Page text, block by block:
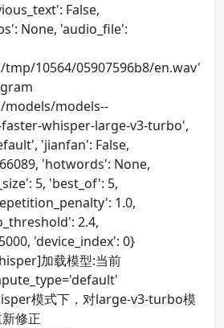
False,
None, 'audio_file':
tmp/10564/05907596b8/en.wav'
models/models--
whisper-large-v3-turbo',
'jianfan': False,
'hotwords': None,
5, 'best_of': 5,
1.0,
2.4,
'device_index': 0}
加载模型:当前
模式下，对large-v3-turbo模
修正